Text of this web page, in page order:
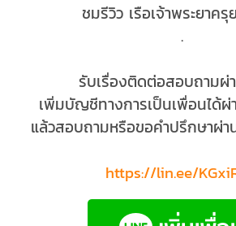
ชมรีวิว เรือเจ้าพระยาครุ
.
รับเรื่องติดต่อสอบถามผ่
เพิ่มบัญชีทางการเป็นเพื่อนได้ผ่
แล้วสอบถามหรือขอคำปรึกษาผ่า
https://lin.ee/